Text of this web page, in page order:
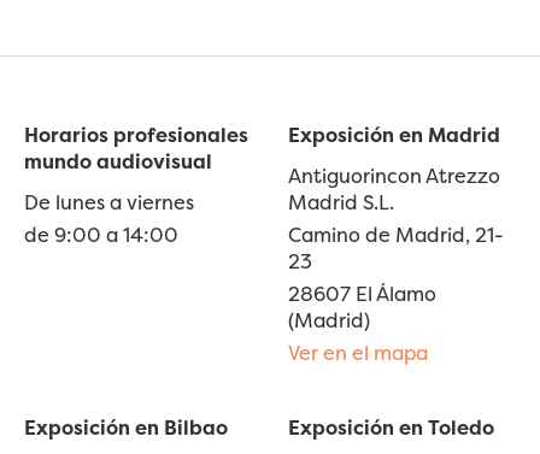
Horarios profesionales
mundo audiovisual
De lunes a viernes
de 9:00 a 14:00
Exposición en Madrid
Antiguorincon Atrezzo
Madrid S.L.
Camino de Madrid, 21-
23
28607 El Álamo
(Madrid)
Ver en el mapa
Exposición en Bilbao
Exposición en Toledo